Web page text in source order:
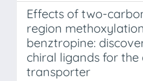
Effects of two-
region
benztropine:
chiral ligands for
transporter